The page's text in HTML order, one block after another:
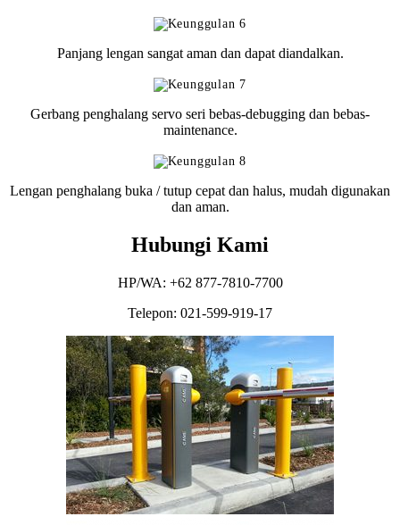
Panjang lengan sangat aman dan dapat diandalkan.
Gerbang penghalang servo seri bebas-debugging dan bebas-
maintenance.
Lengan penghalang buka / tutup cepat dan halus, mudah digunakan
dan aman.
Hubungi Kami
HP/WA: +62 877-7810-7700
Telepon: 021-599-919-17